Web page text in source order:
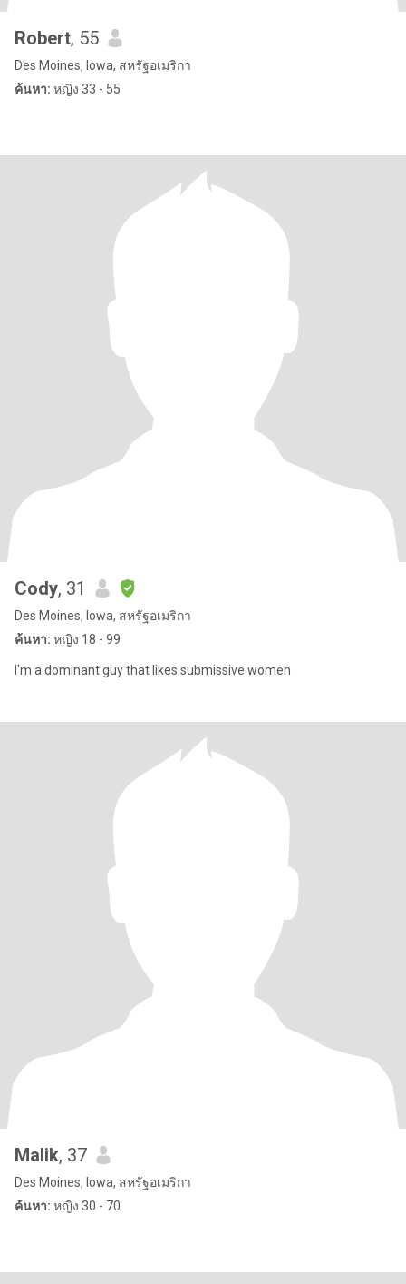
Robert, 55
Des Moines, Iowa, สหรัฐอเมริกา
ค้นหา: หญิง 33 - 55
Cody, 31
Des Moines, Iowa, สหรัฐอเมริกา
ค้นหา: หญิง 18 - 99
I'm a dominant guy that likes submissive women
Malik, 37
Des Moines, Iowa, สหรัฐอเมริกา
ค้นหา: หญิง 30 - 70